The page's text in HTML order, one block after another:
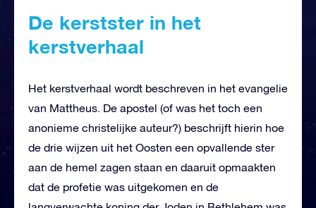
De kerstster in het
kerstverhaal
Het kerstverhaal wordt beschreven in het evangelie
van Mattheus. De apostel (of was het toch een
anonieme christelijke auteur?) beschrijft hierin hoe
de drie wijzen uit het Oosten een opvallende ster
aan de hemel zagen staan en daaruit opmaakten
dat de profetie was uitgekomen en de